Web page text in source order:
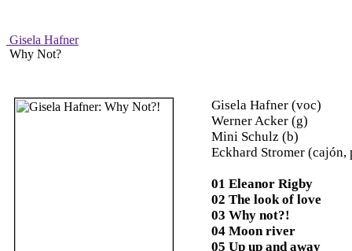
Gisela Hafner
Why Not?
Gisela Hafner (voc)
Werner Acker (g)
Mini Schulz (b)
Eckhard Stromer (cajón,
01 Eleanor Rigby
02 The look of love
03 Why not?!
04 Moon river
05 Up up and away